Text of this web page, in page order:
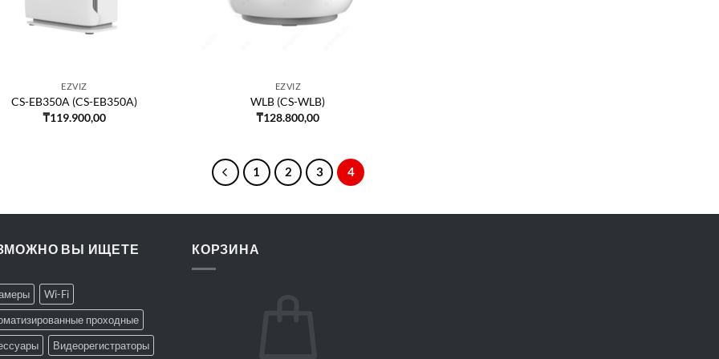
EZVIZ
CS-EB350A (CS-EB350A)
₸119.900,00
EZVIZ
WLB (CS-WLB)
₸128.800,00
1 2 3 4
ВЫ ИЩЕТЕ
Wi-Fi
проходные
Видеорегистраторы
КОРЗИНА